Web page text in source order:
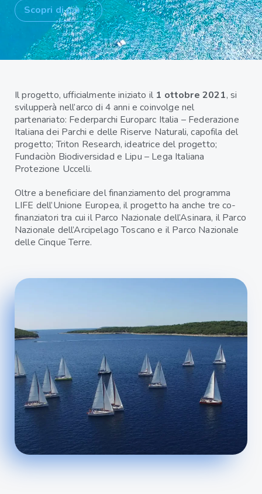
Scopri di più
Il progetto, ufficialmente iniziato il 1 ottobre 2021, si
svilupperà nell’arco di 4 anni e coinvolge nel
partenariato: Federparchi Europarc Italia – Federazione
Italiana dei Parchi e delle Riserve Naturali, capofila del
progetto; Triton Research, ideatrice del progetto;
Fundaciòn Biodiversidad e Lipu – Lega Italiana
Protezione Uccelli.
Oltre a beneficiare del finanziamento del programma
LIFE dell’Unione Europea, il progetto ha anche tre co-
finanziatori tra cui il Parco Nazionale dell’Asinara, il Parco
Nazionale dell’Arcipelago Toscano e il Parco Nazionale
delle Cinque Terre.